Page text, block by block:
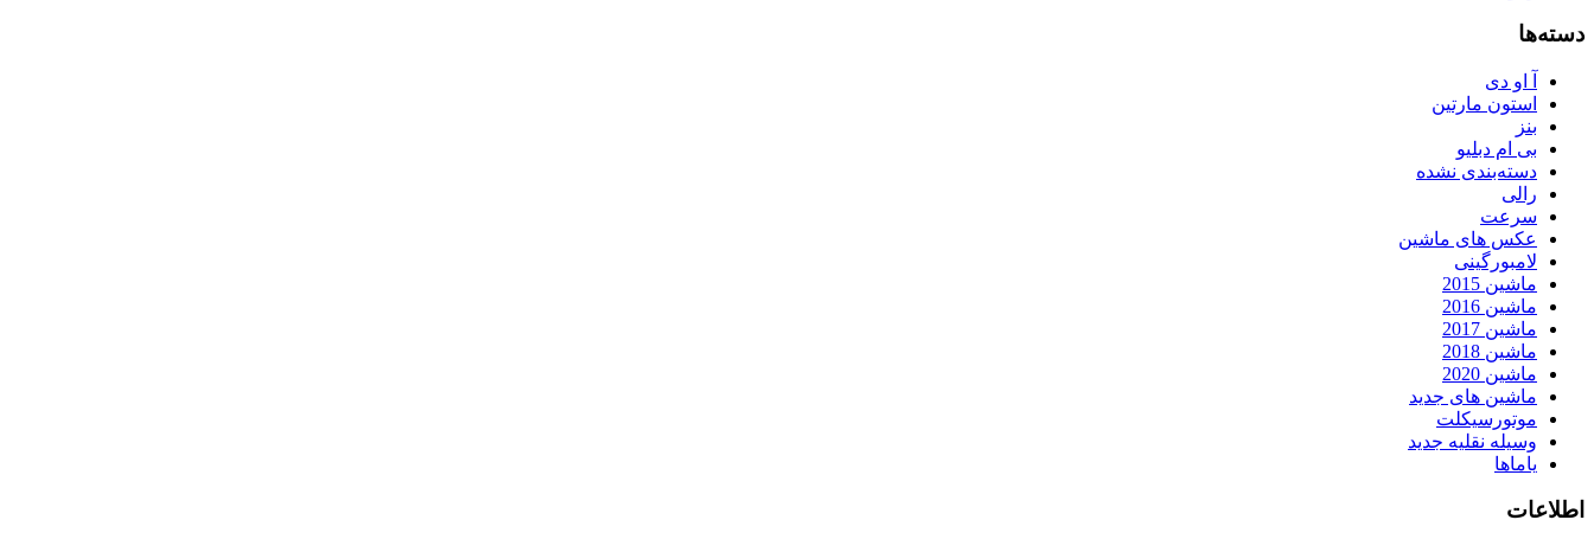
دسته‌ها
آ او دی
استون مارتین
بنز
بی ام دبلیو
دسته‌بندی نشده
رالی
سرعت
عکس های ماشین
لامبورگینی
ماشین 2015
ماشین 2016
ماشین 2017
ماشین 2018
ماشین 2020
ماشین های جدید
موتورسیکلت
وسیله نقلیه جدید
یاماها
اطلاعات